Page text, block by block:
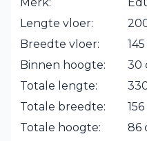
Lengte vloer:
Breedte vloer:
Binnen hoogte:
30
Totale lengte:
Totale breedte:
Totale hoogte:
86